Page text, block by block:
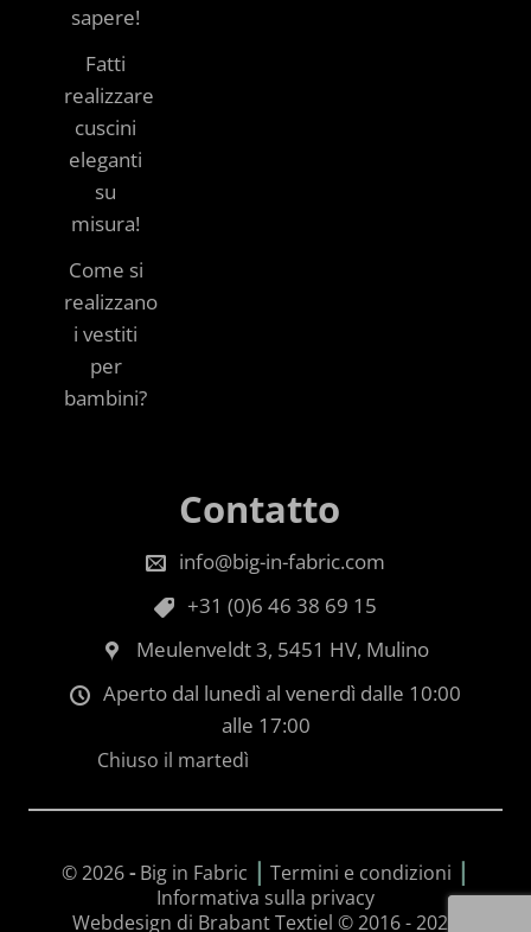
sapere!
Fatti
realizzare
cuscini
eleganti
su
misura!
Come si
realizzano
i vestiti
per
bambini?
Contatto
info@big-in-fabric.com
+31 (0)6 46 38 69 15
Meulenveldt 3, 5451 HV, Mulino
Aperto dal lunedì al venerdì dalle 10:00
alle 17:00
Chiuso il martedì
© 2026-Big in Fabric | Termini e condizioni |
Informativa sulla privacy
Webdesign di Brabant Textiel © 2016 - 2026